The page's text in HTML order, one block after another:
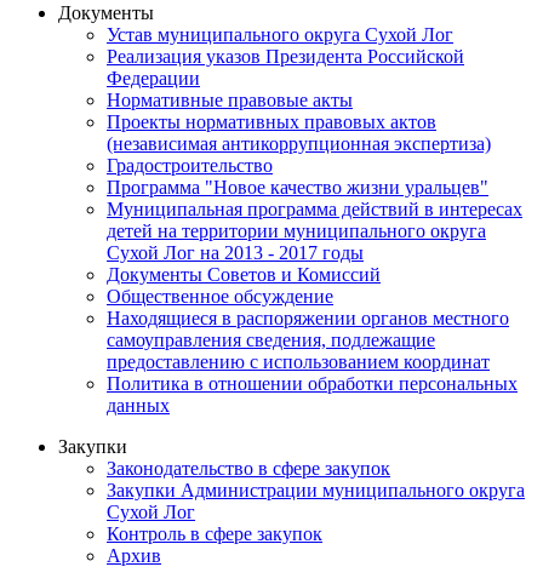
Документы
Устав муниципального округа Сухой Лог
Реализация указов Президента Российской
Федерации
Нормативные правовые акты
Проекты нормативных правовых актов
(независимая антикоррупционная экспертиза)
Градостроительство
Программа "Новое качество жизни уральцев"
Муниципальная программа действий в интересах
детей на территории муниципального округа
Сухой Лог на 2013 - 2017 годы
Документы Советов и Комиссий
Общественное обсуждение
Находящиеся в распоряжении органов местного
самоуправления сведения, подлежащие
предоставлению с использованием координат
Политика в отношении обработки персональных
данных
Закупки
Законодательство в сфере закупок
Закупки Администрации муниципального округа
Сухой Лог
Контроль в сфере закупок
Архив